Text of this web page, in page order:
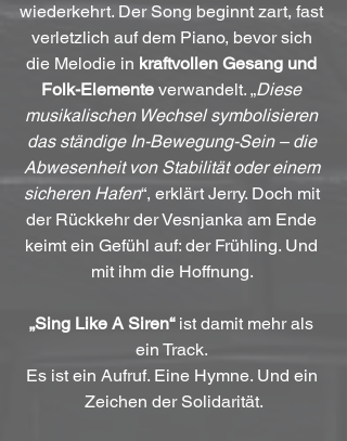
wiederkehrt. Der Song beginnt zart, fast
verletzlich auf dem Piano, bevor sich
die Melodie in kraftvollen Gesang und
Folk-Elemente verwandelt. „Diese
musikalischen Wechsel symbolisieren
das ständige In-Bewegung-Sein – die
Abwesenheit von Stabilität oder einem
sicheren Hafen“, erklärt Jerry. Doch mit
der Rückkehr der Vesnjanka am Ende
keimt ein Gefühl auf: der Frühling. Und
mit ihm die Hoffnung.
„Sing Like A Siren“ ist damit mehr als
ein Track.
Es ist ein Aufruf. Eine Hymne. Und ein
Zeichen der Solidarität.